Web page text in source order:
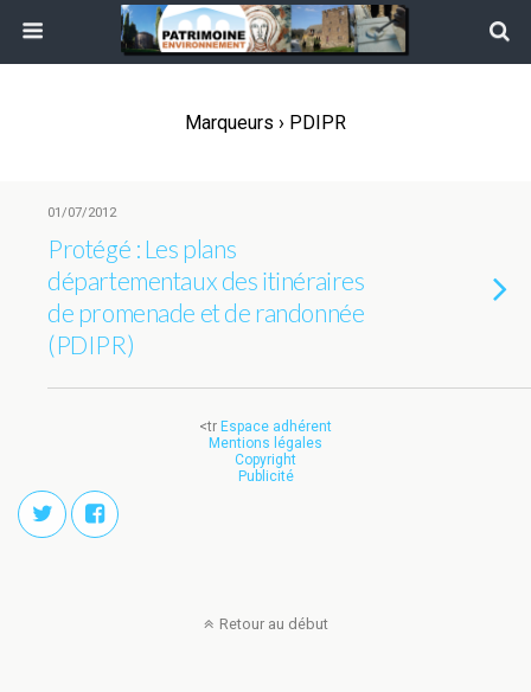
Marqueurs › PDIPR
01/07/2012
Protégé : Les plans
départementaux des itinéraires
de promenade et de randonnée
(PDIPR)
<tr Espace adhérent
Mentions légales
Copyright
Publicité
Retour au début